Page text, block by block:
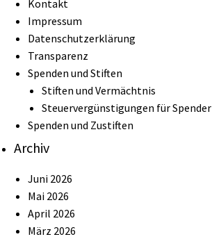
Kontakt
Impressum
Datenschutzerklärung
Transparenz
Spenden und Stiften
Stiften und Vermächtnis
Steuervergünstigungen für Spender
Spenden und Zustiften
Archiv
Juni 2026
Mai 2026
April 2026
März 2026